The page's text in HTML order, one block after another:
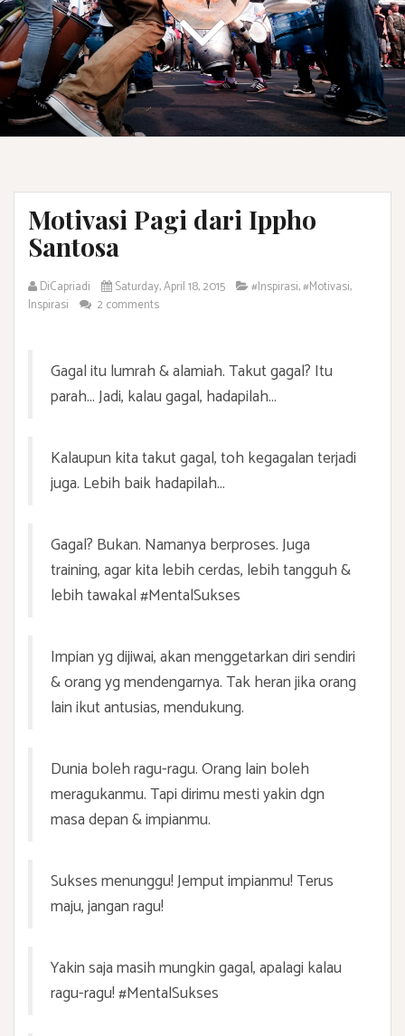
Motivasi Pagi dari Ippho
Santosa
DiCapriadi Saturday, April 18, 2015 #Inspirasi,#Motivasi,
Inspirasi
2 comments
Gagal itu lumrah & alamiah. Takut gagal? Itu
parah... Jadi, kalau gagal, hadapilah...
Kalaupun kita takut gagal, toh kegagalan terjadi
juga. Lebih baik hadapilah...
Gagal? Bukan. Namanya berproses. Juga
training, agar kita lebih cerdas, lebih tangguh &
lebih tawakal #MentalSukses
Impian yg dijiwai, akan menggetarkan diri sendiri
& orang yg mendengarnya. Tak heran jika orang
lain ikut antusias, mendukung.
Dunia boleh ragu-ragu. Orang lain boleh
meragukanmu. Tapi dirimu mesti yakin dgn
masa depan & impianmu.
Sukses menunggu! Jemput impianmu! Terus
maju, jangan ragu!
Yakin saja masih mungkin gagal, apalagi kalau
ragu-ragu! #MentalSukses